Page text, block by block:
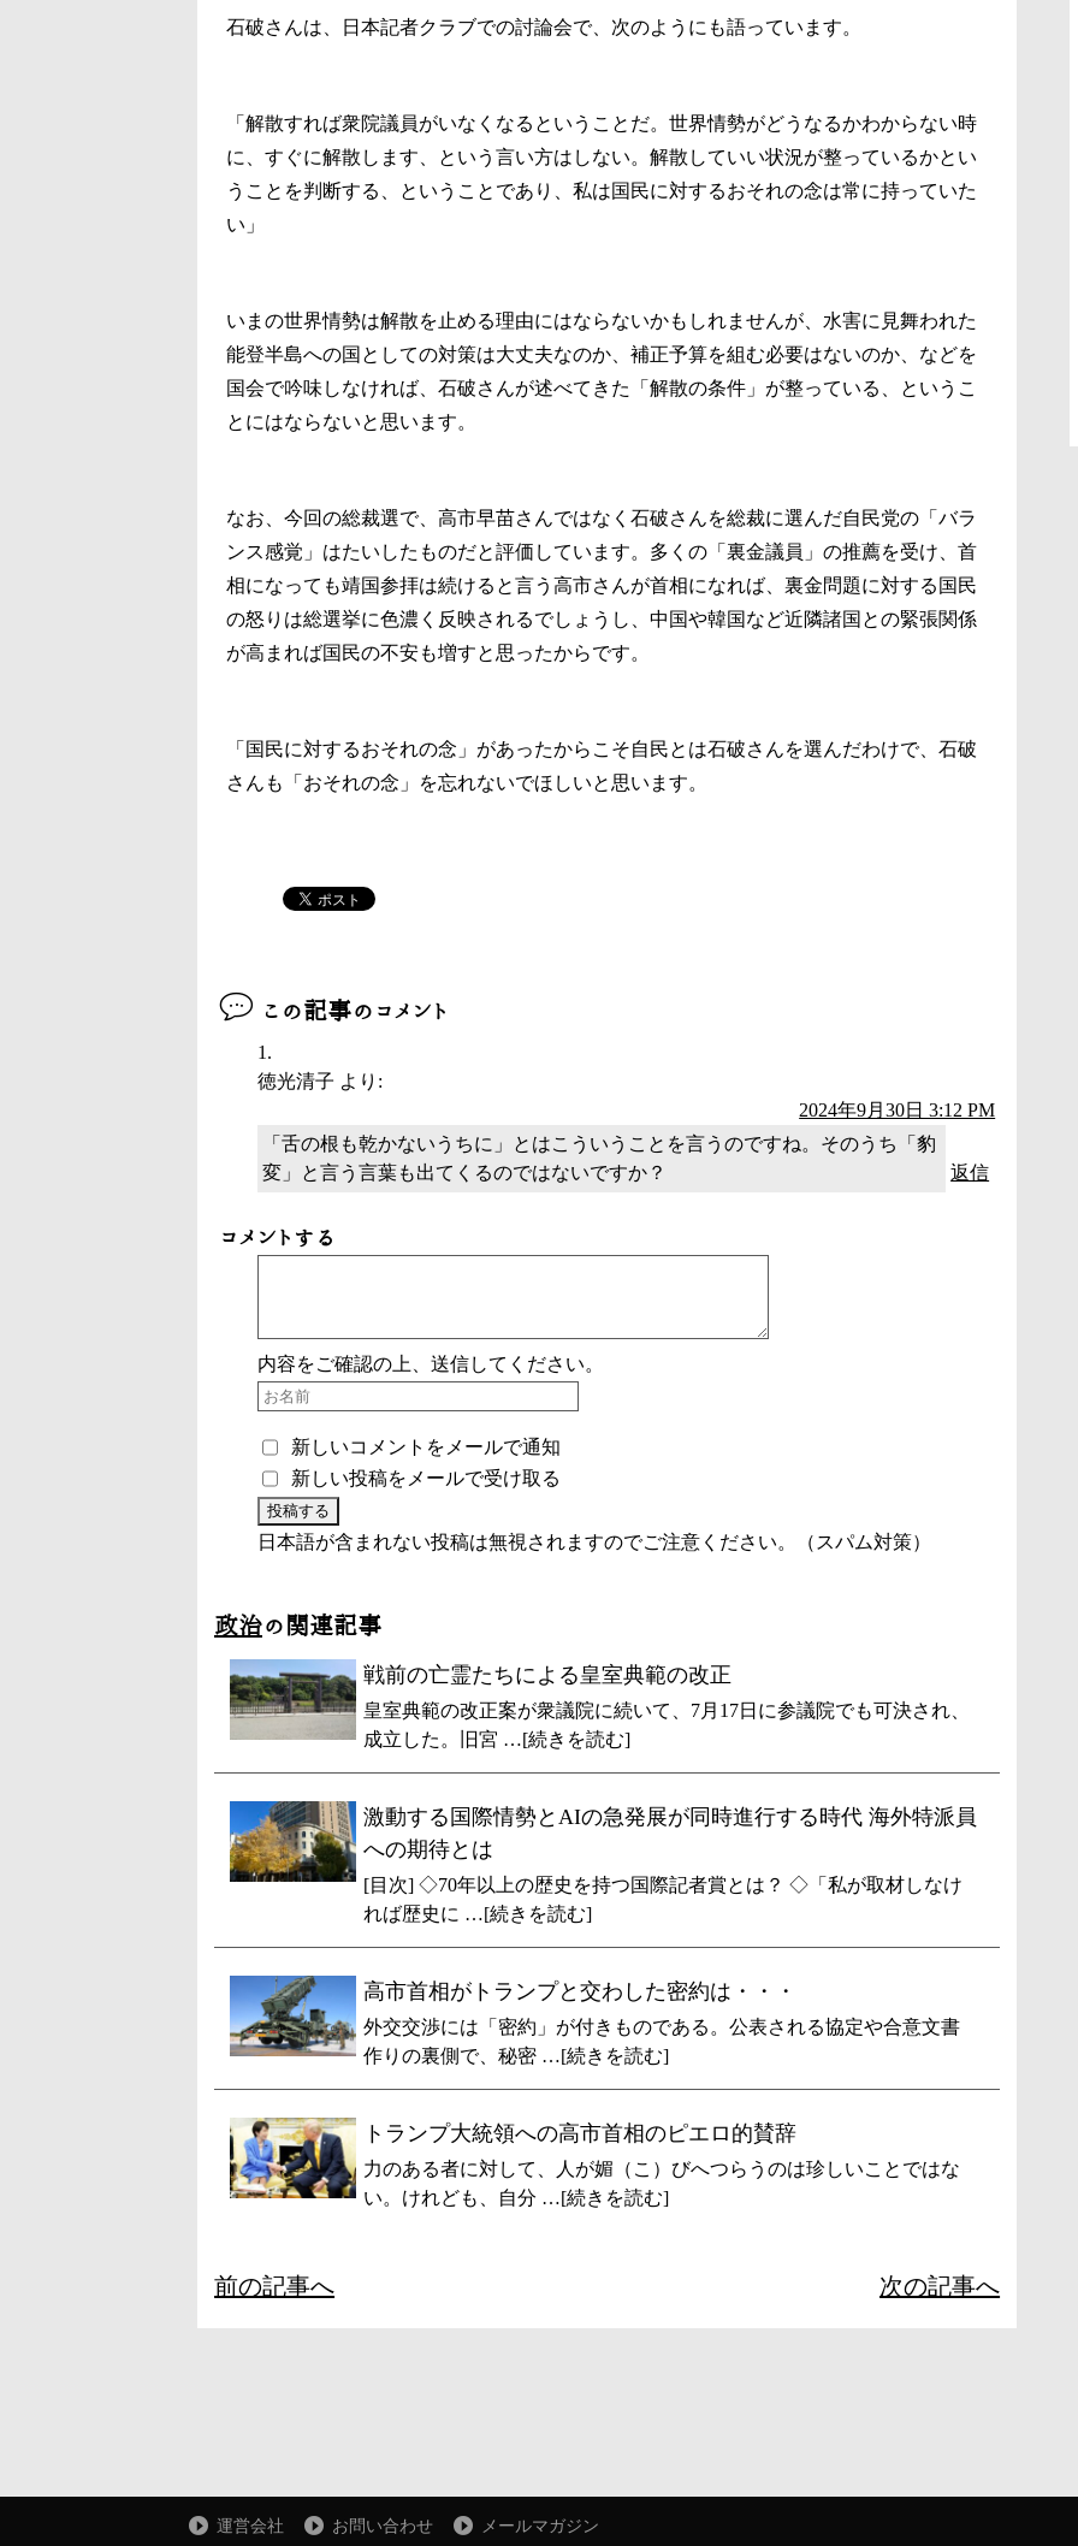
石破さんは、日本記者クラブでの討論会で、次のようにも語っています。
「解散すれば衆院議員がいなくなるということだ。世界情勢がどうなるかわからない時
に、すぐに解散します、という言い方はしない。解散していい状況が整っているかとい
うことを判断する、ということであり、私は国民に対するおそれの念は常に持っていた
い」
いまの世界情勢は解散を止める理由にはならないかもしれませんが、水害に見舞われた
能登半島への国としての対策は大丈夫なのか、補正予算を組む必要はないのか、などを
国会で吟味しなければ、石破さんが述べてきた「解散の条件」が整っている、というこ
とにはならないと思います。
なお、今回の総裁選で、高市早苗さんではなく石破さんを総裁に選んだ自民党の「バラ
ンス感覚」はたいしたものだと評価しています。多くの「裏金議員」の推薦を受け、首
相になっても靖国参拝は続けると言う高市さんが首相になれば、裏金問題に対する国民
の怒りは総選挙に色濃く反映されるでしょうし、中国や韓国など近隣諸国との緊張関係
が高まれば国民の不安も増すと思ったからです。
「国民に対するおそれの念」があったからこそ自民とは石破さんを選んだわけで、石破
さんも「おそれの念」を忘れないでほしいと思います。
この記事のコメント
徳光清子 より:
2024年9月30日 3:12 PM
「舌の根も乾かないうちに」とはこういうことを言うのですね。そのうち「豹
変」と言う言葉も出てくるのではないですか？
返信
コメントする
内容をご確認の上、送信してください。
新しいコメントをメールで通知
新しい投稿をメールで受け取る
日本語が含まれない投稿は無視されますのでご注意ください。（スパム対策）
政治の関連記事
戦前の亡霊たちによる皇室典範の改正
皇室典範の改正案が衆議院に続いて、7月17日に参議院でも可決され、
成立した。旧宮 …[続きを読む]
激動する国際情勢とAIの急発展が同時進行する時代 海外特派員
への期待とは
[目次] ◇70年以上の歴史を持つ国際記者賞とは？ ◇「私が取材しなけ
れば歴史に …[続きを読む]
高市首相がトランプと交わした密約は・・・
外交交渉には「密約」が付きものである。公表される協定や合意文書
作りの裏側で、秘密 …[続きを読む]
トランプ大統領への高市首相のピエロ的賛辞
力のある者に対して、人が媚（こ）びへつらうのは珍しいことではな
い。けれども、自分 …[続きを読む]
前の記事へ 次の記事へ
運営会社 お問い合わせ メールマガジン